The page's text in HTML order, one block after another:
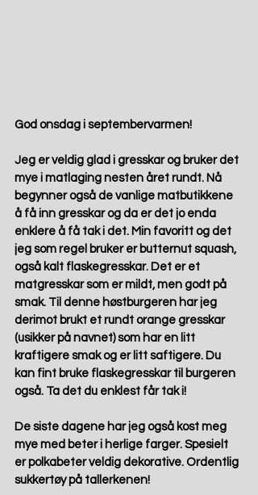
God onsdag i septembervarmen!
Jeg er veldig glad i gresskar og bruker det
mye i matlaging nesten året rundt. Nå
begynner også de vanlige matbutikkene
å få inn gresskar og da er det jo enda
enklere å få tak i det. Min favoritt og det
jeg som regel bruker er butternut squash,
også kalt flaskegresskar. Det er et
matgresskar som er mildt, men godt på
smak. Til denne høstburgeren har jeg
derimot brukt et rundt orange gresskar
(usikker på navnet) som har en litt
kraftigere smak og er litt saftigere. Du
kan fint bruke flaskegresskar til burgeren
også. Ta det du enklest får tak i!
De siste dagene har jeg også kost meg
mye med beter i herlige farger. Spesielt
er polkabeter veldig dekorative. Ordentlig
sukkertøy på tallerkenen!